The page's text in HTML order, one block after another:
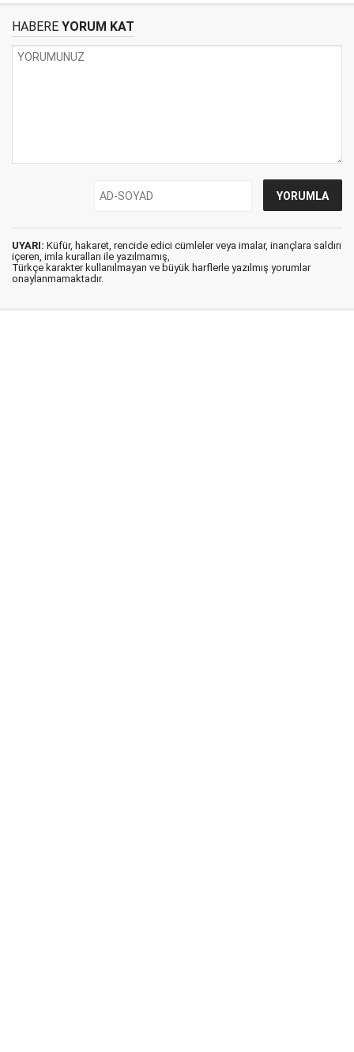
HABERE YORUM KAT
UYARI: Küfür, hakaret, rencide edici cümleler veya imalar, inançlara saldırı
içeren, imla kuralları ile yazılmamış,
Türkçe karakter kullanılmayan ve büyük harflerle yazılmış yorumlar
onaylanmamaktadır.